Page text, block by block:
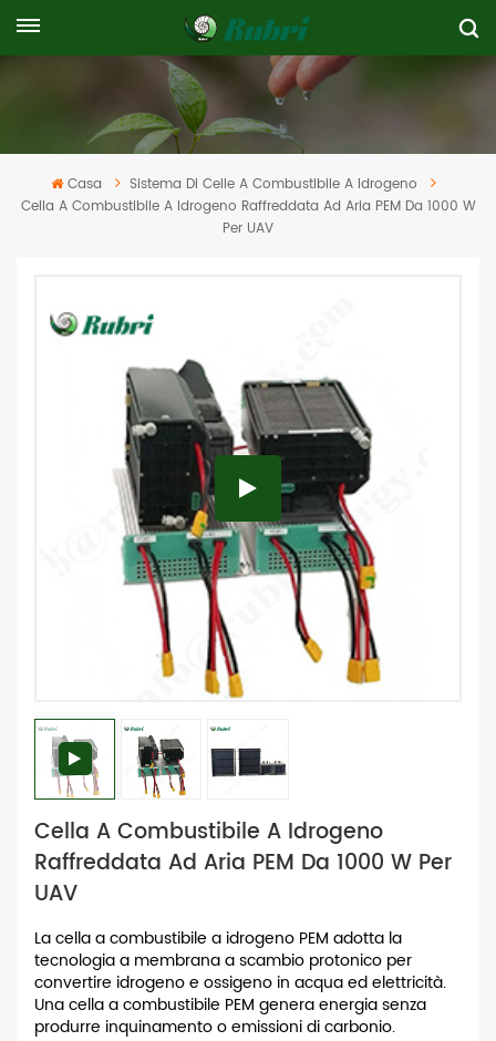
Casa
Sistema Di Celle A Combustibile A Idrogeno
Cella A Combustibile A Idrogeno Raffreddata Ad Aria PEM Da 1000 W
Per UAV
Cella A Combustibile A Idrogeno
Raffreddata Ad Aria PEM Da 1000 W Per
UAV
La cella a combustibile a idrogeno PEM adotta la
tecnologia a membrana a scambio protonico per
convertire idrogeno e ossigeno in acqua ed elettricità.
Una cella a combustibile PEM genera energia senza
produrre inquinamento o emissioni di carbonio.